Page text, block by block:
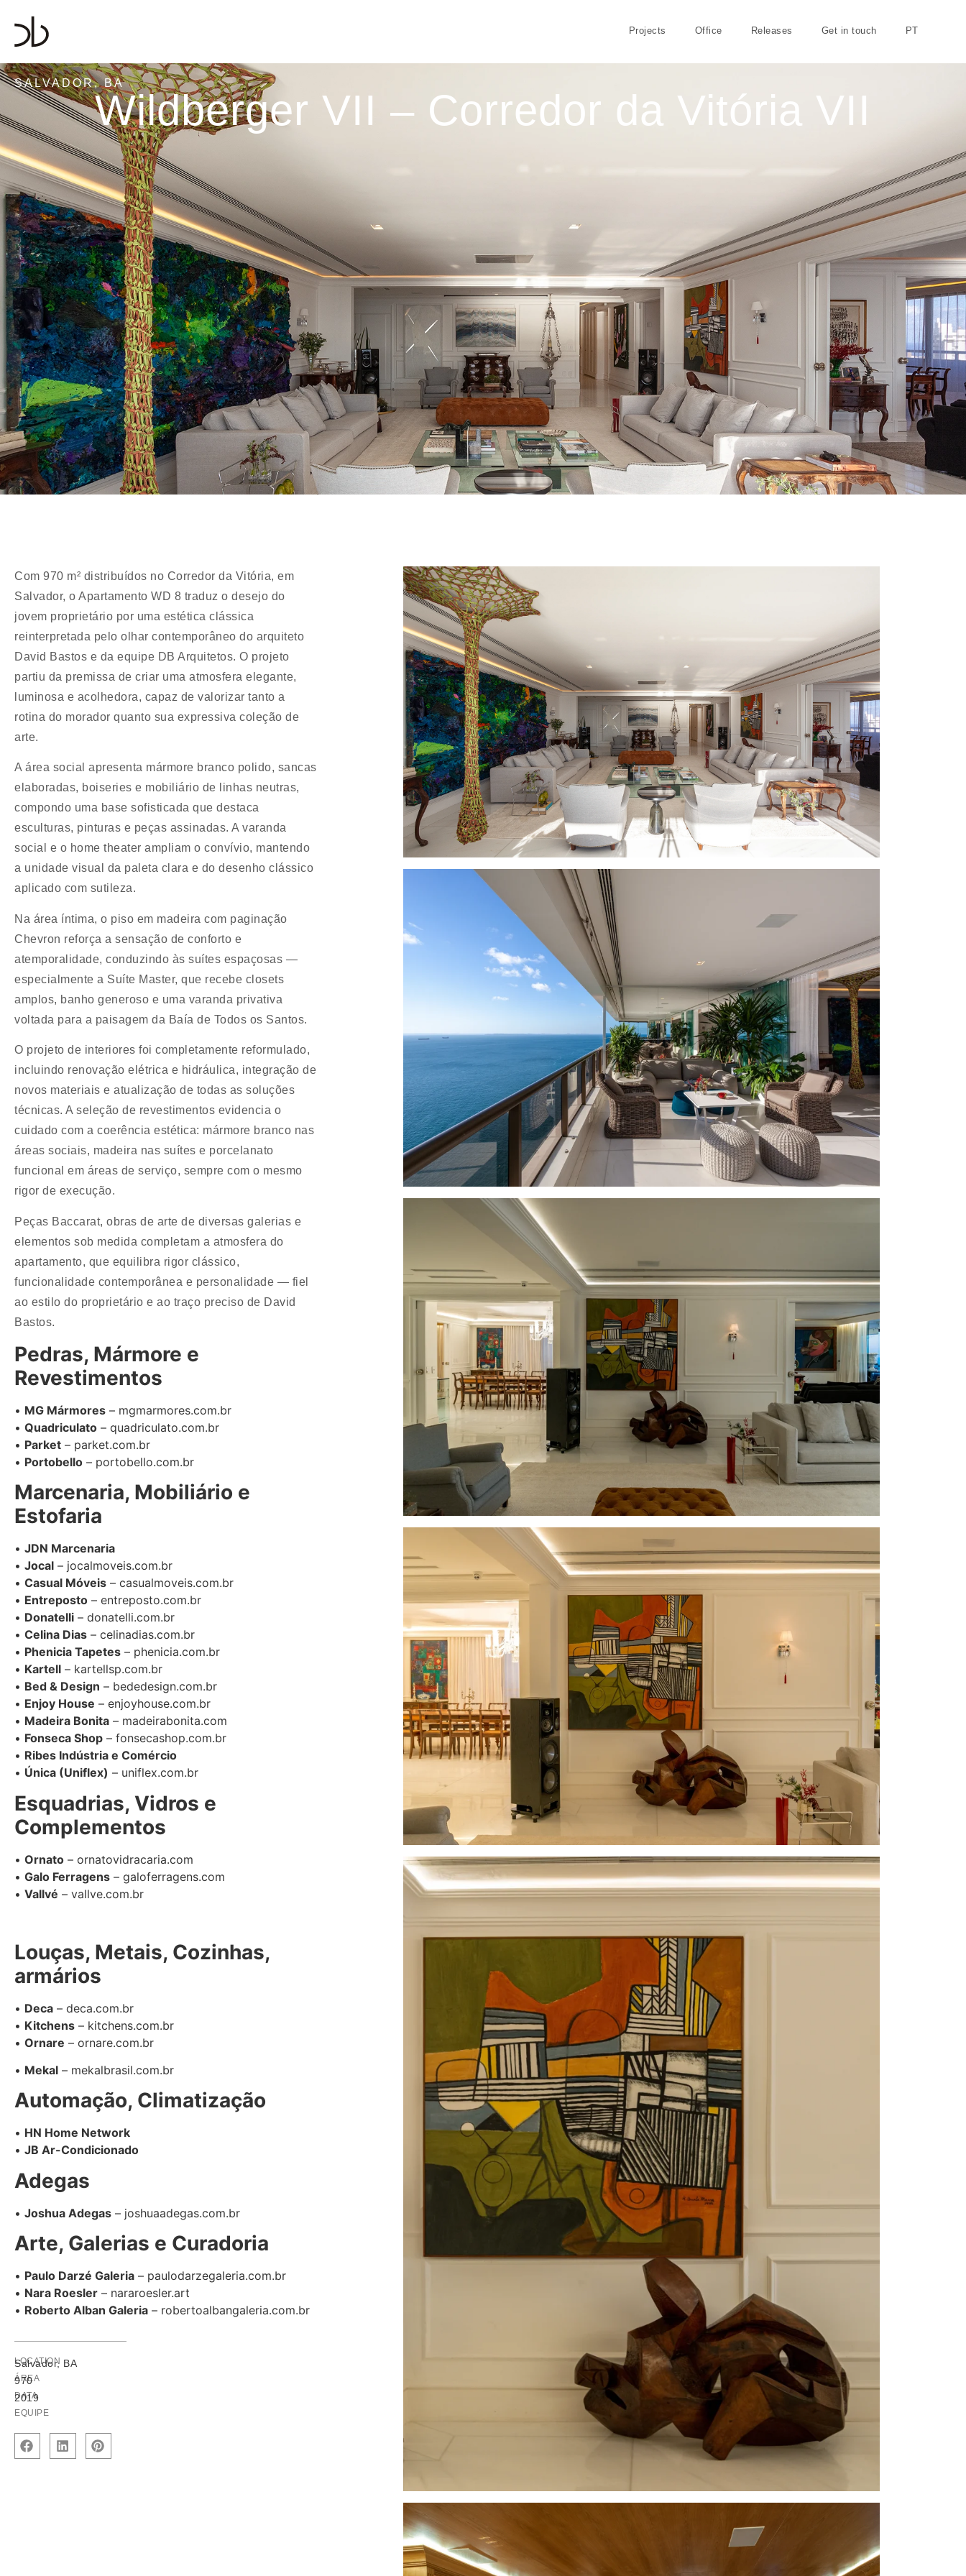
Projects Office Releases Get in touch PT
SALVADOR, BA
Wildberger VII – Corredor da Vitória VII
Com 970 m² distribuídos no Corredor da Vitória, em
Salvador, o Apartamento WD 8 traduz o desejo do
jovem proprietário por uma estética clássica
reinterpretada pelo olhar contemporâneo do arquiteto
David Bastos e da equipe DB Arquitetos. O projeto
partiu da premissa de criar uma atmosfera elegante,
luminosa e acolhedora, capaz de valorizar tanto a
rotina do morador quanto sua expressiva coleção de
arte.
A área social apresenta mármore branco polido, sancas
elaboradas, boiseries e mobiliário de linhas neutras,
compondo uma base sofisticada que destaca
esculturas, pinturas e peças assinadas. A varanda
social e o home theater ampliam o convívio, mantendo
a unidade visual da paleta clara e do desenho clássico
aplicado com sutileza.
Na área íntima, o piso em madeira com paginação
Chevron reforça a sensação de conforto e
atemporalidade, conduzindo às suítes espaçosas —
especialmente a Suíte Master, que recebe closets
amplos, banho generoso e uma varanda privativa
voltada para a paisagem da Baía de Todos os Santos.
O projeto de interiores foi completamente reformulado,
incluindo renovação elétrica e hidráulica, integração de
novos materiais e atualização de todas as soluções
técnicas. A seleção de revestimentos evidencia o
cuidado com a coerência estética: mármore branco nas
áreas sociais, madeira nas suítes e porcelanato
funcional em áreas de serviço, sempre com o mesmo
rigor de execução.
Peças Baccarat, obras de arte de diversas galerias e
elementos sob medida completam a atmosfera do
apartamento, que equilibra rigor clássico,
funcionalidade contemporânea e personalidade — fiel
ao estilo do proprietário e ao traço preciso de David
Bastos.
Pedras, Mármore e
Revestimentos
• MG Mármores – mgmarmores.com.br
• Quadriculato – quadriculato.com.br
• Parket – parket.com.br
• Portobello – portobello.com.br
Marcenaria, Mobiliário e
Estofaria
• JDN Marcenaria
• Jocal – jocalmoveis.com.br
• Casual Móveis – casualmoveis.com.br
• Entreposto – entreposto.com.br
• Donatelli – donatelli.com.br
• Celina Dias – celinadias.com.br
• Phenicia Tapetes – phenicia.com.br
• Kartell – kartellsp.com.br
• Bed & Design – bededesign.com.br
• Enjoy House – enjoyhouse.com.br
• Madeira Bonita – madeirabonita.com
• Fonseca Shop – fonsecashop.com.br
• Ribes Indústria e Comércio
• Única (Uniflex) – uniflex.com.br
Esquadrias, Vidros e
Complementos
• Ornato – ornatovidracaria.com
• Galo Ferragens – galoferragens.com
• Vallvé – vallve.com.br
Louças, Metais, Cozinhas,
armários
• Deca – deca.com.br
• Kitchens – kitchens.com.br
• Ornare – ornare.com.br
• Mekal – mekalbrasil.com.br
Automação, Climatização
• HN Home Network
• JB Ar-Condicionado
Adegas
• Joshua Adegas – joshuaadegas.com.br
Arte, Galerias e Curadoria
• Paulo Darzé Galeria – paulodarzegaleria.com.br
• Nara Roesler – nararoesler.art
• Roberto Alban Galeria – robertoalbangaleria.com.br
LOCATION
Salvador, BA
ÁREA
970
DATA
2019
EQUIPE